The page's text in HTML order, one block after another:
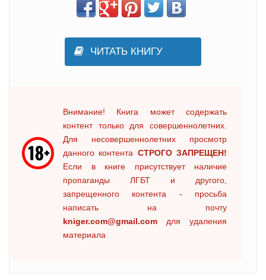
ЧИТАТЬ КНИГУ
Внимание! Книга может содержать
контент только для совершеннолетних.
Для несовершеннолетних просмотр
данного контента СТРОГО ЗАПРЕЩЕН!
Если в книге присутствует наличие
пропаганды ЛГБТ и другого,
запрещенного контента - просьба
написать на почту
kniger.com@gmail.com для удаления
материала